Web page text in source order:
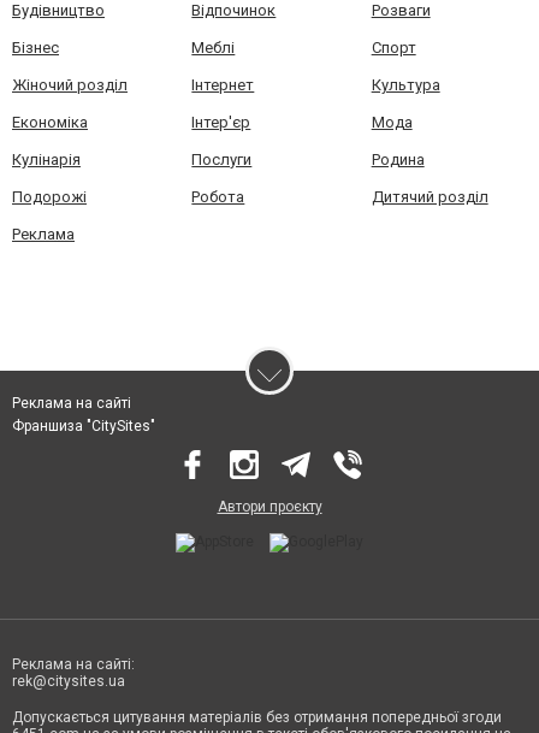
Будівництво Відпочинок Розваги
Бізнес Меблі Спорт
Жіночий розділ Інтернет Культура
Економіка Інтер'єр Мода
Кулінарія Послуги Родина
Подорожі Робота Дитячий розділ
Реклама
Реклама на сайті
Франшиза "CitySites"
Автори проєкту
Реклама на сайті:
rek@citysites.ua
Допускається цитування матеріалів без отримання попередньої згоди